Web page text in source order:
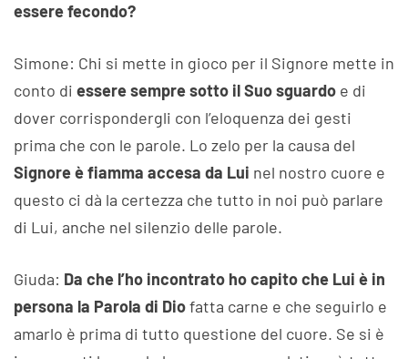
essere fecondo?
Simone: Chi si mette in gioco per il Signore mette in
conto di essere sempre sotto il Suo sguardo e di
dover corrispondergli con l’eloquenza dei gesti
prima che con le parole. Lo zelo per la causa del
Signore è fiamma accesa da Lui nel nostro cuore e
questo ci dà la certezza che tutto in noi può parlare
di Lui, anche nel silenzio delle parole.
Giuda: Da che l’ho incontrato ho capito che Lui è in
persona la Parola di Diofatta carne e che seguirlo e
amarlo è prima di tutto questione del cuore. Se si è